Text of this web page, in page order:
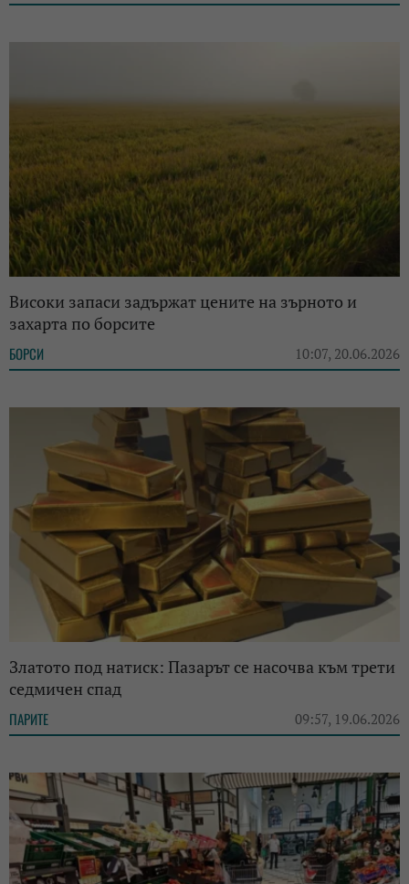
Високи запаси задържат цените на зърното и
захарта по борсите
БОРСИ 10:07, 20.06.2026
Златото под натиск: Пазарът се насочва към трети
седмичен спад
ПАРИТЕ 09:57, 19.06.2026